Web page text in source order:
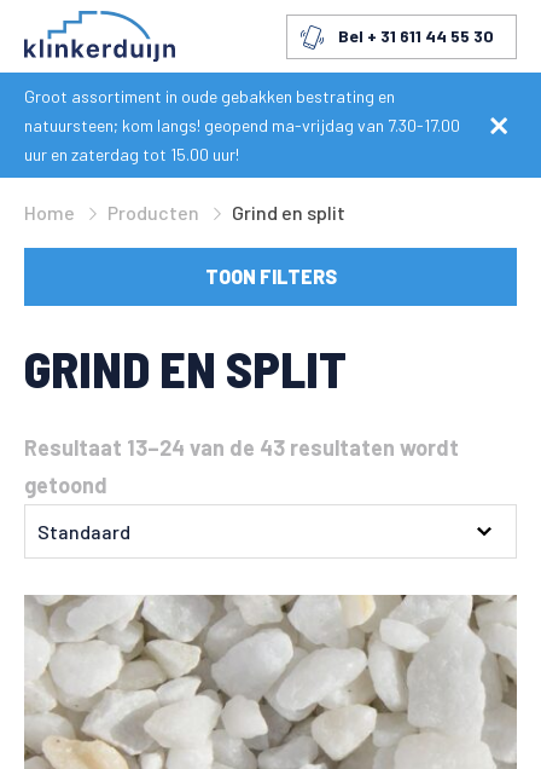
Bel + 31 611 44 55 30
Groot assortiment in oude gebakken bestrating en
natuursteen; kom langs! geopend ma-vrijdag van 7.30-17.00
uur en zaterdag tot 15.00 uur!
Home Producten Grind en split
TOON FILTERS
GRIND EN SPLIT
Resultaat 13–24 van de 43 resultaten wordt
getoond